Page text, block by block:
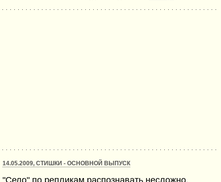
14.05.2009, СТИШКИ - ОСНОВНОЙ ВЫПУСК
"Село" по репликам распознавать несложно,